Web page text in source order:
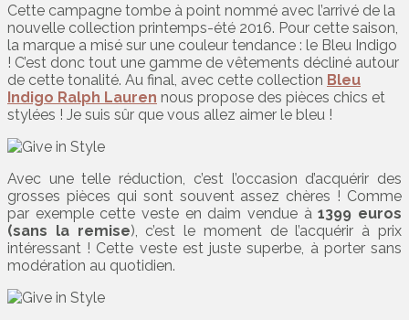
Cette campagne tombe à point nommé avec l’arrivé de la
nouvelle collection printemps-été 2016. Pour cette saison,
la marque a misé sur une couleur tendance : le Bleu Indigo
! C’est donc tout une gamme de vêtements décliné autour
de cette tonalité. Au final, avec cette collection Bleu
Indigo Ralph Lauren nous propose des pièces chics et
stylées ! Je suis sûr que vous allez aimer le bleu !
Avec une telle réduction, c’est l’occasion d’acquérir des
grosses pièces qui sont souvent assez chères ! Comme
par exemple cette veste en daim vendue à1399 euros
(sans la remise), c’est le moment de l’acquérir à prix
intéressant ! Cette veste est juste superbe, à porter sans
modération au quotidien.